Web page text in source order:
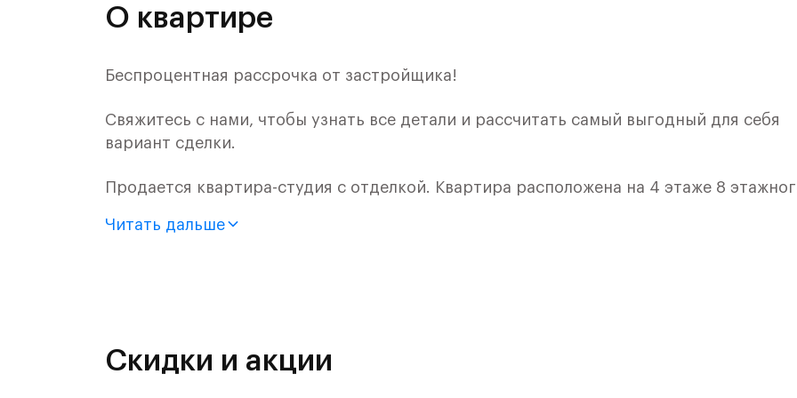
О квартире
Беспроцентная рассрочка от застройщика!
Свяжитесь с нами, чтобы узнать все детали и рассчитать самый выгодный для себя
вариант сделки.
Продается квартира-студия с отделкой. Квартира расположена на 4 этаже 8
Он сочетает близость к природным комплексам, престижный статус западного
Читать дальше
Скидки и акции